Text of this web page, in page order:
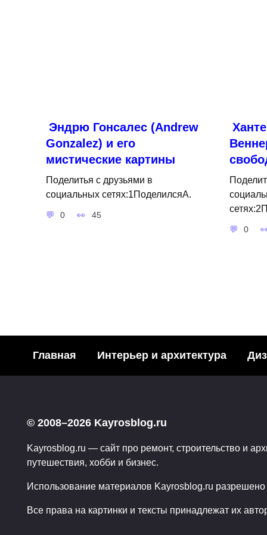
Эндрю Гонсалес (Andrew
Gonzalez) и его
мистические картины
Поделитья с друзьями в
социальных сетях:1ПоделилсяA.
0 45
0
подстаканники… или
эстетика питья
Поделитья с друзьями в
Главная Интерьер и архитектура
© 2008–2026 Kayrosblog.ru
Kayrosblog.ru — сайт про ремонт, строительство и
путешествия, хобби и бизнес.
Использование материалов Kayrosblog.ru разрешено
Все права на картинки и тексты принадлежат их